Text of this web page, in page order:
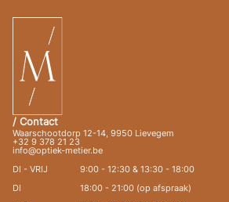
/ Contact
Waarschootdorp 12-14, 9950 Lievegem
+32 9 378 21 23
info@optiek-metier.be
DI - VRIJ 9:00 - 12:30 & 13:30 - 18:00
DI 18:00 - 21:00 (op afspraak)